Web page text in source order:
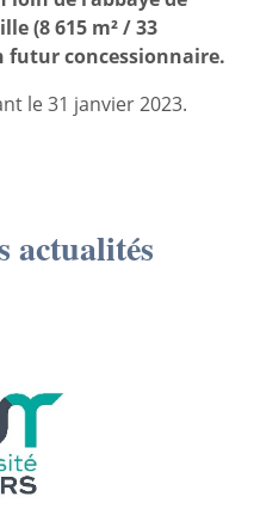
(8 615 m² / 33
futur concessionnaire.
le 31 janvier 2023.
actualités